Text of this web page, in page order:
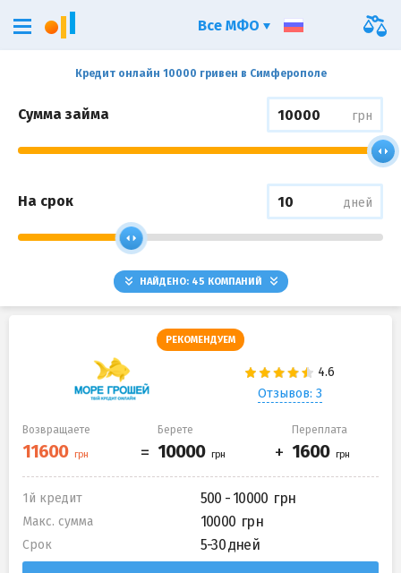
Кредит онлайн 10000 гривен в Симферополе
Сумма займа грн
На срок дней
НАЙДЕНО: 45 КОМПАНИЙ
РЕКОМЕНДУЕМ
Отзывов: 3
Возвращаете Берете Переплата
1й кредит 500 - 10000
Макс. сумма 10000
Срок 5-30 дней
Все МФО